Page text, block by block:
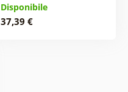
Disponibile
37,39 €